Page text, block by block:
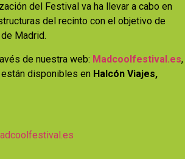
del Festival va ha llevar a cabo en
del recinto con el objetivo de
Madrid.
de nuestra web: Madcoolfestival.es,
disponibles en Halcón Viajes,